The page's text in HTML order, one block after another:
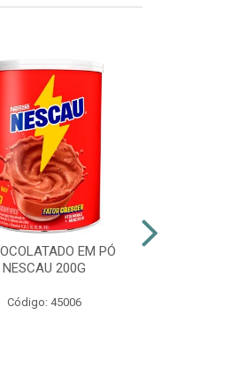
EM PÓ
NESCAU 200G
Código: 45006